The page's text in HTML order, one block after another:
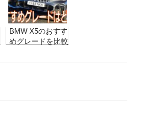
BMW X5のおすす
めグレードを比較